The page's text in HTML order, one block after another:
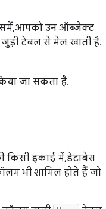
आपको उन ऑब्जेक्ट
जुड़ी टेबल से मेल खाती है.
जा सकता है.
किसी इकाई में, डेटाबेस
भी शामिल होते हैं जो